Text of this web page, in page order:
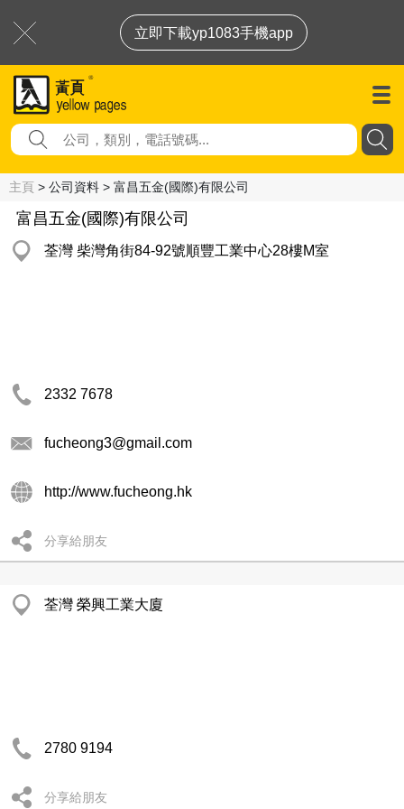
立即下載yp1083手機app
主頁 > 公司資料 > 富昌五金(國際)有限公司
富昌五金(國際)有限公司
荃灣 柴灣角街84-92號順豐工業中心28樓M室
2332 7678
fucheong3@gmail.com
http://www.fucheong.hk
分享給朋友
荃灣 榮興工業大廈
2780 9194
分享給朋友